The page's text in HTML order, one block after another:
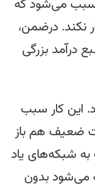
سبب می‌شود که
نکند. درضمن،
درآمد بزرگی
این کار سبب
ضعیف هم باز
شبکه‌های یاد
می‌شود بدون